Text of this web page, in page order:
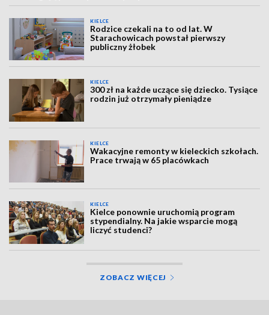
KIELCE
Rodzice czekali na to od lat. W
Starachowicach powstał pierwszy
publiczny żłobek
KIELCE
300 zł na każde uczące się dziecko. Tysiące
rodzin już otrzymały pieniądze
KIELCE
Wakacyjne remonty w kieleckich szkołach.
Prace trwają w 65 placówkach
KIELCE
Kielce ponownie uruchomią program
stypendialny. Na jakie wsparcie mogą
liczyć studenci?
ZOBACZ WIĘCEJ